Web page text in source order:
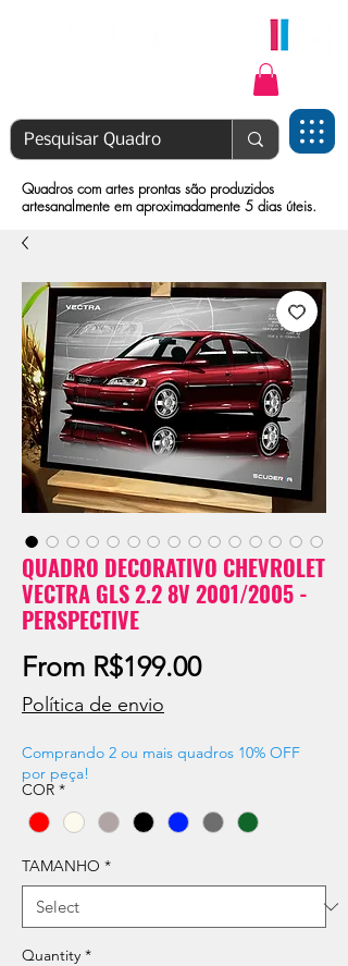
Quadros com artes prontas são produzidos
artesanalmente em aproximadamente 5 dias úteis.
QUADRO DECORATIVO CHEVROLET
VECTRA GLS 2.2 8V 2001/2005 -
PERSPECTIVE
From R$199.00Sale
Política de envio
Comprando 2 ou mais quadros 10% OFF
por peça!
COR *
TAMANHO *
Quantity *